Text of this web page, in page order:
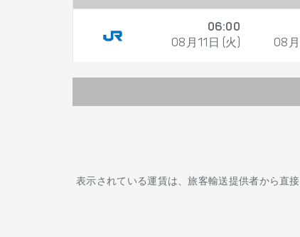
06:00
08月11日 (火)
08月
表示されている運賃は、旅客輸送提供者から直